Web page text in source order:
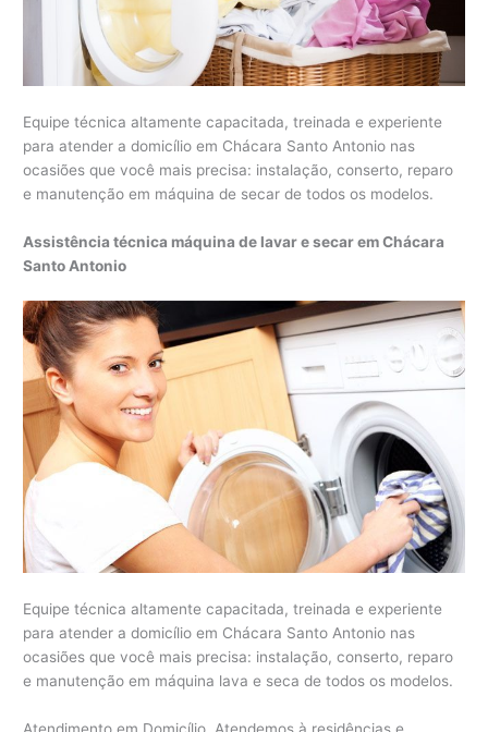
Equipe técnica altamente capacitada, treinada e experiente
para atender a domicílio em Chácara Santo Antonio nas
ocasiões que você mais precisa: instalação, conserto, reparo
e manutenção em máquina de secar de todos os modelos.
Assistência técnica máquina de lavar e secar em Chácara
Santo Antonio
Equipe técnica altamente capacitada, treinada e experiente
para atender a domicílio em Chácara Santo Antonio nas
ocasiões que você mais precisa: instalação, conserto, reparo
e manutenção em máquina lava e seca de todos os modelos.